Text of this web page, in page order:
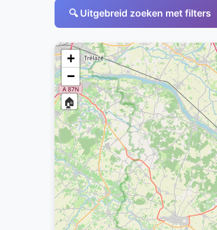
🔍 Uitgebreid zoeken met filters
+
−
🏠